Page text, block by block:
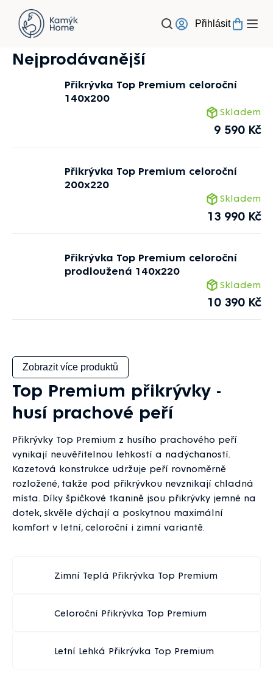
obsah
Přihlásit
Top Premium přikrývky -
husí prachové peří
Přikrývky Top Premium z husího prachového peří
vynikají neuvěřitelnou lehkostí a nadýchaností.
Kazetová konstrukce udržuje peří rovnoměrně
rozložené, takže pod přikrývkou nevznikají chladná
místa. Díky špičkové tkanině jsou přikrývky jemné na
dotek, skvěle dýchají a poskytnou maximální
komfort v letní, celoroční i zimní variantě.
Zimní Teplá Přikrývka Top Premium
Celoroční Přikrývka Top Premium
Letní Lehká Přikrývka Top Premium
Nejprodávanější
Přikrývka Top Premium celoroční
140x200
Skladem
9 590 Kč
Přikrývka Top Premium celoroční
200x220
Skladem
13 990 Kč
Přikrývka Top Premium celoroční
prodloužená 140x220
Skladem
10 390 Kč
Zobrazit více produktů